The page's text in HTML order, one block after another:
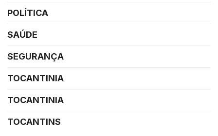
POLÍTICA
SAÚDE
SEGURANÇA
TOCANTINIA
TOCANTINIA
TOCANTINS